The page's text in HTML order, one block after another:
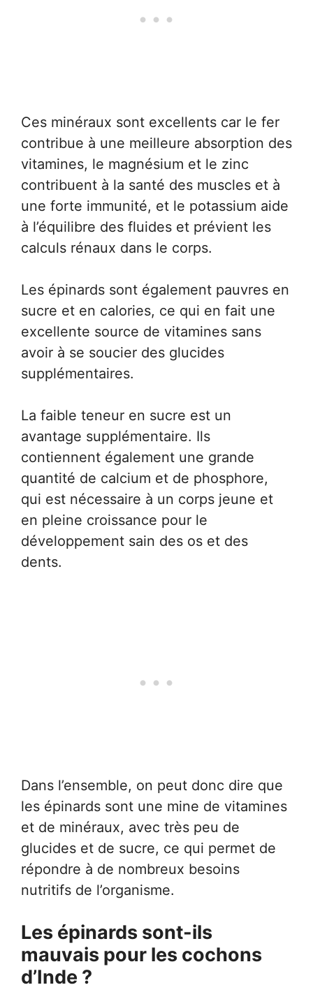
Ces minéraux sont excellents car le fer
contribue à une meilleure absorption des
vitamines, le magnésium et le zinc
contribuent à la santé des muscles et à
une forte immunité, et le potassium aide
à l’équilibre des fluides et prévient les
calculs rénaux dans le corps.
Les épinards sont également pauvres en
sucre et en calories, ce qui en fait une
excellente source de vitamines sans
avoir à se soucier des glucides
supplémentaires.
La faible teneur en sucre est un
avantage supplémentaire. Ils
contiennent également une grande
quantité de calcium et de phosphore,
qui est nécessaire à un corps jeune et
en pleine croissance pour le
développement sain des os et des
dents.
Dans l’ensemble, on peut donc dire que
les épinards sont une mine de vitamines
et de minéraux, avec très peu de
glucides et de sucre, ce qui permet de
répondre à de nombreux besoins
nutritifs de l’organisme.
Les épinards sont-ils
mauvais pour les cochons
d’Inde ?